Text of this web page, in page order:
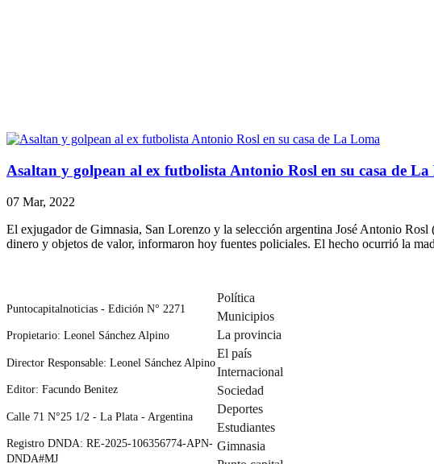
Asaltan y golpean al ex futbolista Antonio Rosl en su casa de
07 Mar, 2022
El exjugador de Gimnasia, San Lorenzo y la selección argentina José Antonio
dinero y objetos de valor, informaron hoy fuentes policiales. El hecho ocurrió la
Puntocapitalnoticias - Edición N° 2271
Propietario: Leonel Sánchez Alpino
Director Responsable: Leonel Sánchez Alpino
Editor: Facundo Benitez
Calle 71 N°25 1/2 - La Plata - Argentina
Registro DNDA: RE-2025-106356774-APN-
DNDA#MJ
Política
Municipios
La provincia
El país
Internacional
Sociedad
Deportes
Estudiantes
Gimnasia